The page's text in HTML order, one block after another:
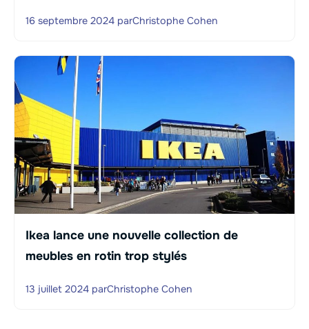
16 septembre 2024 parChristophe Cohen
Ikea lance une nouvelle collection de
meubles en rotin trop stylés
13 juillet 2024 parChristophe Cohen